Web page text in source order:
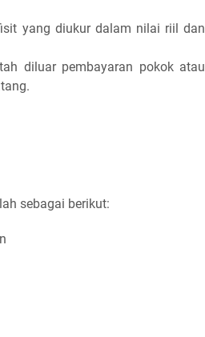
yang diukur dalam nilai riil dan
diluar pembayaran pokok atau
sebagai berikut: